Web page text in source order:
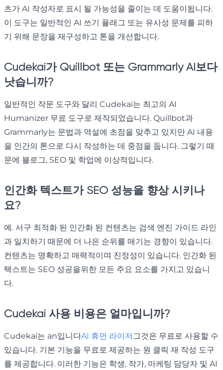
츠가 AI 작성자로 표시 될 가능성을 줄이는 데 도움이됩니다.
이 도구는 일반적인 AI 쓰기 플래그 또는 유사성 문제를 피하
기 위해 문장을 재구성하고 톤을 개선합니다.
Cudekai가 Quillbot 또는 Grammarly AI보다
낫습니까?
일반적인 작문 도구와 달리 Cudekai는 최고의 AI
Humanizer 무료 도구로 제작되었습니다. Quillbot과
Grammarly는 문법과 역설에 초점을 맞추고 있지만 AI 내용
을 인간의 톤으로 다시 작성하는 데 중점을 둡니다. 그렇기 때
문에 블로그, SEO 및 학업에 이상적입니다.
인간화 텍스트가 SEO 성능을 향상 시키나
요?
예. 서구 최적화 된 인간화 된 컨텐츠는 검색 엔진 가이드 라인
과 일치하기 때문에 더 나은 순위를 매기는 경향이 있습니다.
컨텐츠는 명확하고 매력적이며 진정성이 있습니다. 인간화 된
텍스트는 SEO 성공을위한 모든 주요 요소를 가지고 있습니
다.
Cudekai 사용 비용은 얼마입니까?
Cudekai는 an입니다AI 휴먼 라이저 그것은 무료로 사용할 수
있습니다. 기본 기능을 무료로 제공하는 원 클릭 재 작성 도구
를 제공합니다. 이러한 기능은 학생, 작가, 마케팅 담당자 및 AI